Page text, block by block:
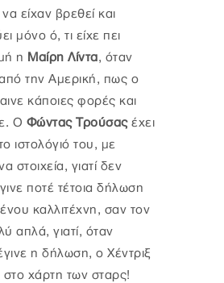
είχαν βρεθεί και
μόνο ό, τι είχε πει
η Μαίρη Λίντα, όταν
την Αμερική, πως ο
κάποιες φορές και
Ο Φώντας Τρούσαςέχει
ιστολόγιό του, με
στοιχεία, γιατί δεν
ποτέ τέτοια δήλωση
καλλιτέχνη, σαν τον
απλά, γιατί, όταν
η δήλωση, ο Χέντριξ
χάρτη των σταρς!